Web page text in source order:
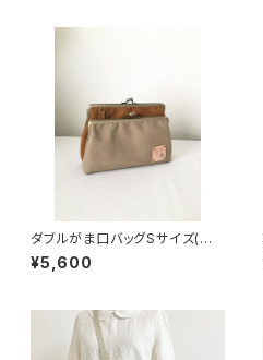
ダブルがま口バッグSサイズ(ベ
ージュ×キャメル) 持ち手別売り
¥5,600